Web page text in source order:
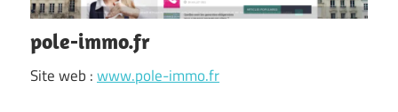
pole-immo.fr
Site web :www.pole-immo.fr